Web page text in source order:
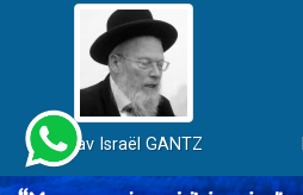
Rav Israël GANTZ